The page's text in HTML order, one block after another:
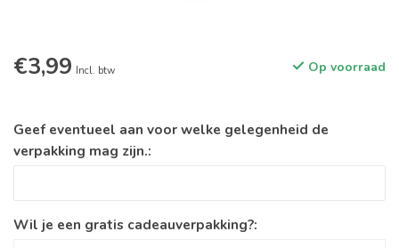
€3,99 Incl. btw Op voorraad
Geef eventueel aan voor welke gelegenheid de
verpakking mag zijn.:
Wil je een gratis cadeauverpakking?: